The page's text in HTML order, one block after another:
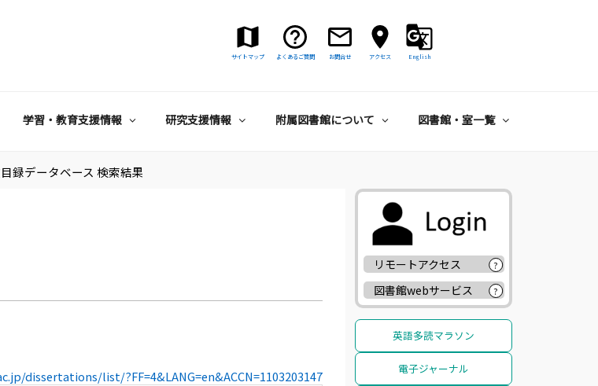
サイトマップ よくあるご質問 お問合せ アクセス English
学習・教育支援情報 研究支援情報 附属図書館について 図書館・室一覧
録データベース 検索結果
dissertations/list/?FF=4&LANG=en&ACCN=1103203147
リモートアクセス ?
図書館webサービス ?
英語多読マラソン
電子ジャーナル